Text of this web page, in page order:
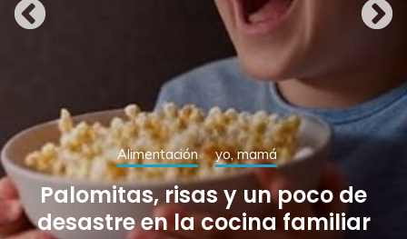
Alimentación yo, mamá
Palomitas, risas y un poco de
desastre en la cocina familiar